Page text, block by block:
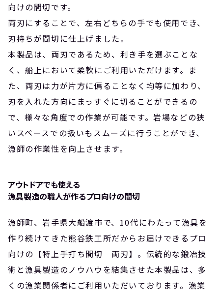
向けの間切です。
両刃にすることで、左右どちらの手でも使用でき、
刃持ちが間切に仕上げました。
本製品は、両刃であるため、利き手を選ぶことな
く、船上において柔軟にご利用いただけます。ま
た、両刃は力が片方に偏ることなく均等に加わり、
刃を入れた方向にまっすぐに切ることができるの
で、様々な角度での作業が可能です。岩場などの狭
いスペースでの扱いもスムーズに行うことができ、
漁師の作業性を向上させます。
アウトドアでも使える
漁具製造の職人が作るプロ向けの間切
漁師町、岩手県大船渡市で、10代にわたって漁具を
作り続けてきた熊谷鉄工所だからお届けできるプロ
向けの【特上手打ち間切 両刃】。伝統的な鍛冶技
術と漁具製造のノウハウを結集させた本製品は、多
くの漁業関係者にご利用いただいております。漁業